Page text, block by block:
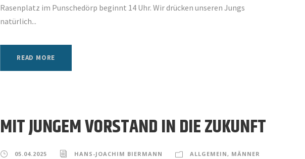
Rasenplatz im Punschedörp beginnt 14 Uhr. Wir drücken unseren Jungs
natürlich...
READ MORE
MIT JUNGEM VORSTAND IN DIE ZUKUNFT
05.04.2025 HANS-JOACHIM BIERMANN ALLGEMEIN, MÄNNER